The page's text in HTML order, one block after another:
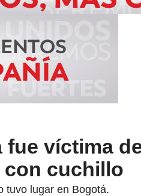
fue víctima
con cuchillo
tuvo lugar en Bogotá.